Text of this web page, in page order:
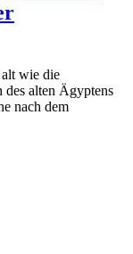
wie die
des alten Ägyptens
nach dem